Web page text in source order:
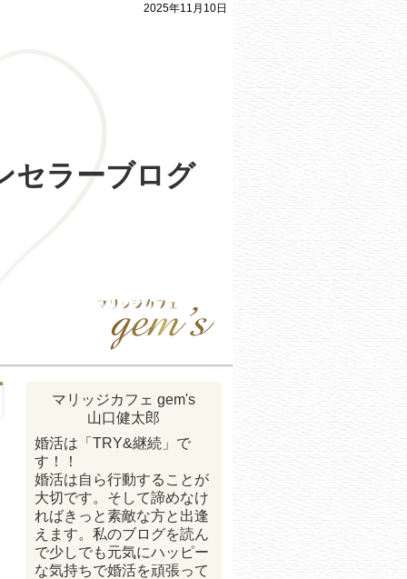
2025年11月10日
セラーブログ
マリッジカフェ gem's
山口健太郎
婚活は「TRY&継続」で
す！！
婚活は自ら行動することが
大切です。そして諦めなけ
ればきっと素敵な方と出逢
えます。私のブログを読ん
で少しでも元気にハッピー
な気持ちで婚活を頑張って